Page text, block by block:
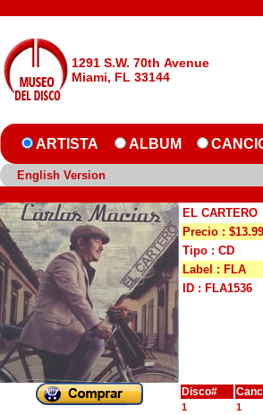
1291 S.W. 70th Avenue
Miami, FL 33144
ARTISTA ALBUM
English Version
EL CARTERO
Precio : $13.99
Tipo : CD
Label : FLA
ID : FLA1536
Disco#
1 1